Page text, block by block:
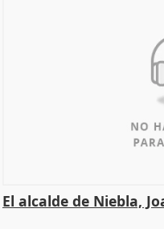
El alcalde de Niebla,